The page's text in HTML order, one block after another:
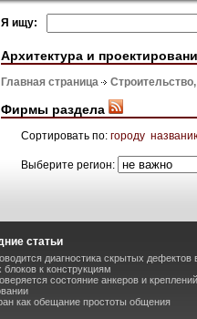
Я ищу:
Архитектура и
Главная страница
Фирмы раздела
Сортировать по: городу
Выберите регион:
статьи
диагностика скрытых
блоков к конструкциям
состояние анкеров и
как обещание простоты общения